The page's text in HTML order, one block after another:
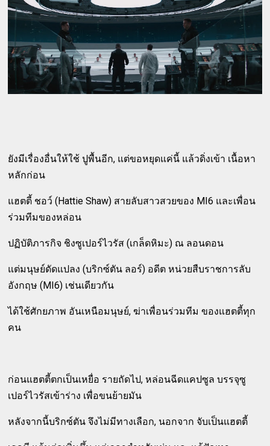
ยังมีเรื่องอื่นให้ใช้ ปูพื้นอีก, แต่ขอหยุดแค่นี้ แล้วดิ่งเข้า เนื้อหา
หลักก่อน
แฮตตี้ ชอว์ (Hattie Shaw) สายลับสาวสวยของ MI6 และเพื่อน
ร่วมทีมของหล่อน
ปฏิบัติภารกิจ ชิงซูเปอร์ไวรัส (เกล็ดหิมะ) ณ ลอนดอน
แต่มนุษย์ดัดแปลง (บริกซ์ตัน ลอร์) อดีต หน่วยสืบราชการลับ
อังกฤษ (MI6) เช่นเดียวกัน
ได้ใช้ศักยภาพ อันเหนือมนุษย์, ฆ่าเพื่อนร่วมทีม ของแฮตตี้ทุก
คน
ก่อนแฮตตี้ตกเป็นเหยื่อ รายถัดไป, หล่อนฉีดแคปซูล บรรจุซู
เปอร์ไวรัสเข้าร่าง เพื่อขนย้ายมัน
หลังจากนี้บริกซ์ตัน จึงไม่มีทางเลือก, นอกจาก จับเป็นแฮตตี้